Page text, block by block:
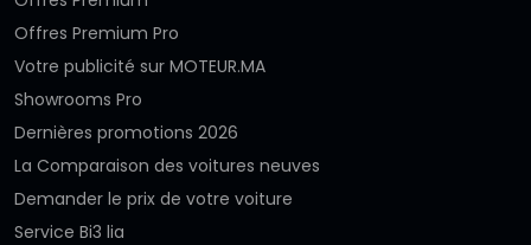
Offres Premium Pro
Votre publicité sur MOTEUR.MA
Showrooms Pro
Dernières promotions 2026
La Comparaison des voitures neuves
Demander le prix de votre voiture
Service Bi3 lia